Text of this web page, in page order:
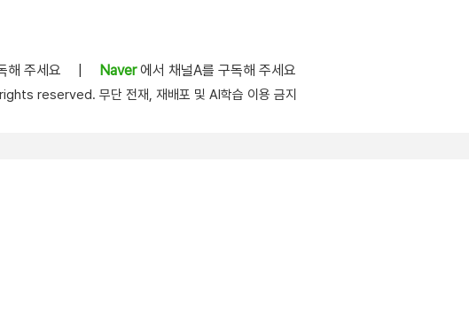
해 주세요 Naver에서 채널A를 구독해 주세요
reserved. 무단 전재, 재배포 및 AI학습 이용 금지